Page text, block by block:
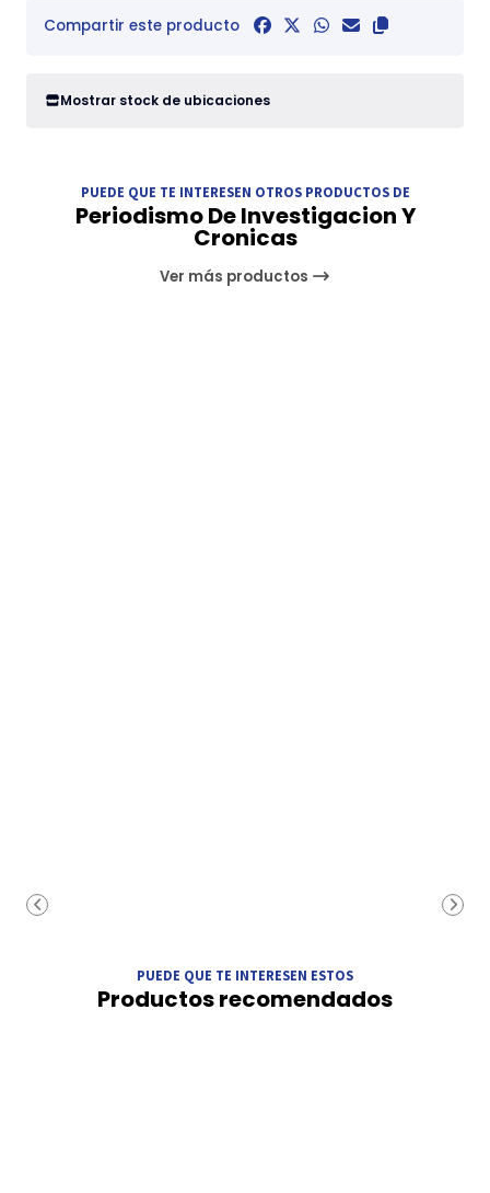
Compartir este producto
Mostrar stock de ubicaciones
PUEDE QUE TE INTERESEN OTROS PRODUCTOS DE
Periodismo De Investigacion Y
Cronicas
Ver más productos
PUEDE QUE TE INTERESEN ESTOS
Productos recomendados